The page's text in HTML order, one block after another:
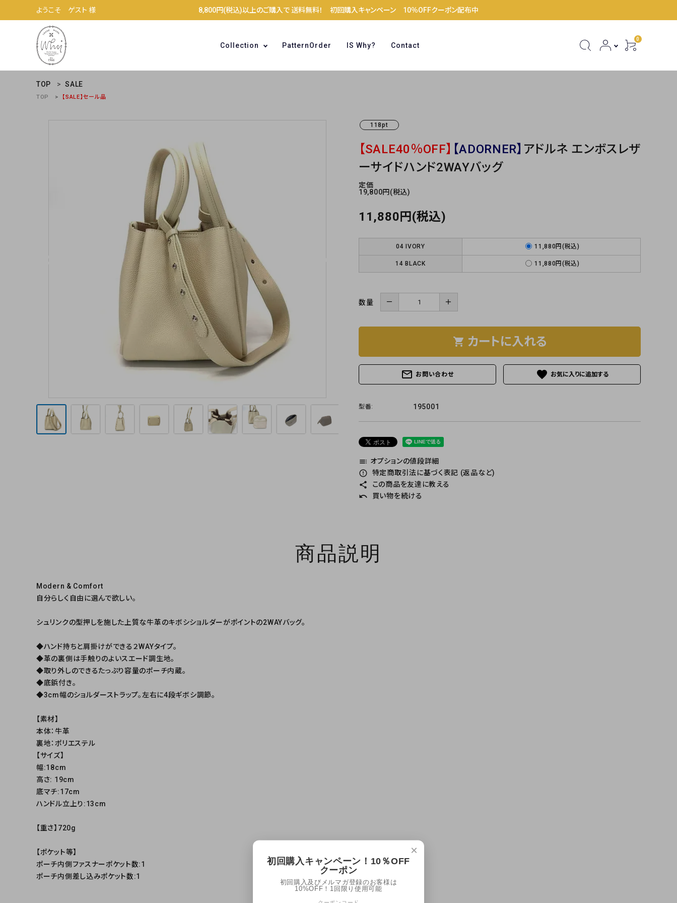
8,800円(税込)以上のご購入で 送料無料！ 初回購入キャンペーン 10％OFFクーポン配布中
ようこそ ゲスト 様
Collection
Small Goods Bag Charm Horse Rider Goods
PatternOrder IS Why? Contact
0
TOP SALE
TOP 【SALE】セール品
118pt
【SALE40％OFF】 【ADORNER】 アドルネ エンボスレザ
ーサイドハンド2WAYバッグ
定価
19,800円(税込)
11,880円(税込)
04 IVORY 11,880円(税込)
14 BLACK 11,880円(税込)
数量 － ＋
shopping_cart カートに入れる
mail_outline お問い合わせ favorite
型番: 195001
toc オプションの値段詳細
error_outline 特定商取引法に基づく表記 (返品など)
share この商品を友達に教える
undo 買い物を続ける
商品説明
Modern & Comfort
自分らしく自由に選んで欲しい。
シュリンクの型押しを施した上質な牛革のキボシショルダーがポイントの2WAYバッグ。
◆ハンド持ちと肩掛けができる２WAYタイプ。
◆革の裏側は手触りのよいスエード調生地。
◆取り外しのできるたっぷり容量のポーチ内蔵。
◆底鋲付き。
◆3cm幅のショルダーストラップ。左右に4段ギボシ調節。
【素材】
本体：牛革
裏地：ポリエステル
【サイズ】
幅:18cm
高さ: 19cm
底マチ:17cm
ハンドル立上り:13cm
【重さ】720g
【ポケット等】
ポーチ内側ファスナーポケット数:1
ポーチ内側差し込みポケット数:1
×
初回購入キャンペーン！10％OFF
クーポン
初回購入及びメルマガ登録のお客様は
10%OFF！1回限り使用可能